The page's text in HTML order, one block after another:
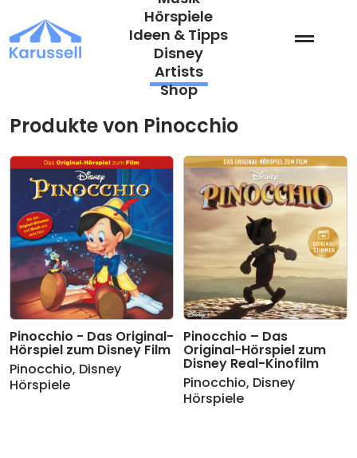
Inhalt
springen
Hörspiele
Ideen & Tipps
Disney
Artists
Shop
Produkte von Pinocchio
Pinocchio - Das Original-
Hörspiel zum Disney Film
Pinocchio, Disney
Hörspiele
Pinocchio – Das
Original-Hörspiel zum
Disney Real-Kinofilm
Pinocchio, Disney
Hörspiele